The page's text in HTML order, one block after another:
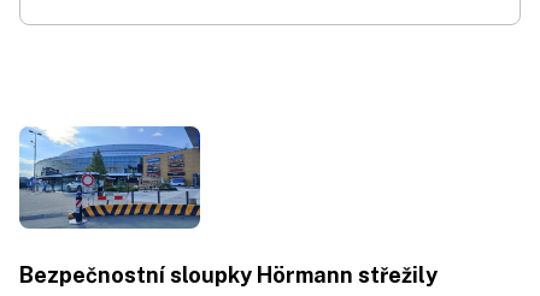
Bezpečnostní sloupky Hörmann střežily